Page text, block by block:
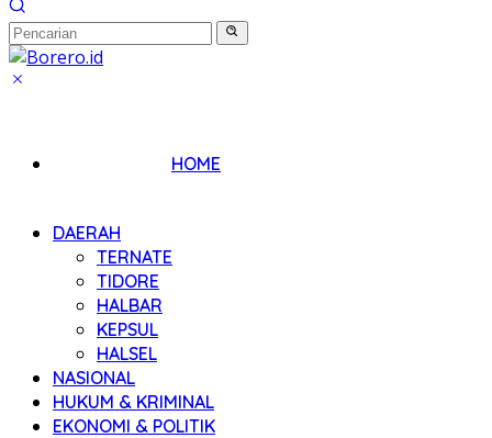
HOME
DAERAH
TERNATE
TIDORE
HALBAR
KEPSUL
HALSEL
NASIONAL
HUKUM & KRIMINAL
EKONOMI & POLITIK